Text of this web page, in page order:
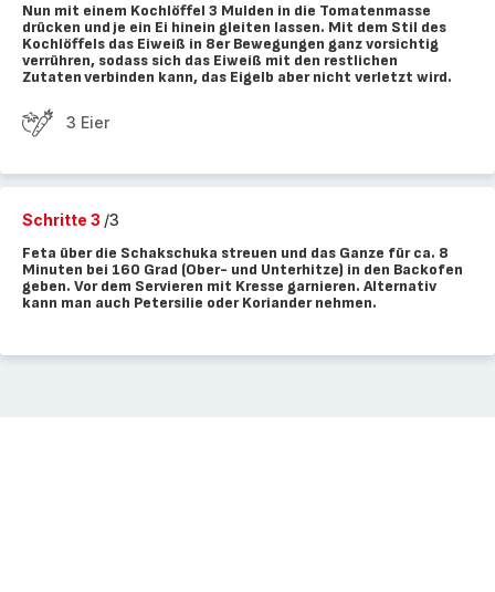
Nun mit einem Kochlöffel 3 Mulden in die Tomatenmasse
drücken und je ein Ei hinein gleiten lassen. Mit dem Stil des
Kochlöffels das Eiweiß in 8er Bewegungen ganz vorsichtig
verrühren, sodass sich das Eiweiß mit den restlichen
Zutaten verbinden kann, das Eigelb aber nicht verletzt wird.
3 Eier
Schritte 3 /3
Feta über die Schakschuka streuen und das Ganze für ca. 8
Minuten bei 160 Grad (Ober- und Unterhitze) in den Backofen
geben. Vor dem Servieren mit Kresse garnieren. Alternativ
kann man auch Petersilie oder Koriander nehmen.